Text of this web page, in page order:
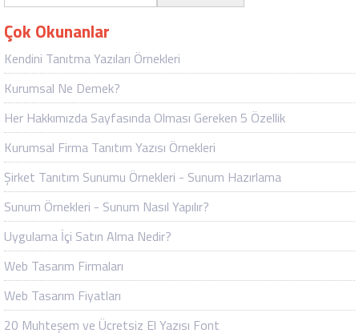
Çok Okunanlar
Kendini Tanıtma Yazıları Örnekleri
Kurumsal Ne Demek?
Her Hakkımızda Sayfasında Olması Gereken 5 Özellik
Kurumsal Firma Tanıtım Yazısı Örnekleri
Şirket Tanıtım Sunumu Örnekleri - Sunum Hazırlama
Sunum Örnekleri - Sunum Nasıl Yapılır?
Uygulama İçi Satın Alma Nedir?
Web Tasarım Firmaları
Web Tasarım Fiyatları
20 Muhteşem ve Ücretsiz El Yazısı Font